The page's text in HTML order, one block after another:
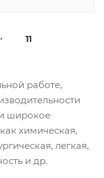
11
работе,
широкое
химическая,
легкая,
и др.